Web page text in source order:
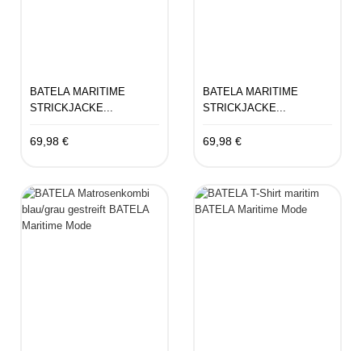
BATELA MARITIME
STRICKJACKE...
69,98 €
BATELA MARITIME
STRICKJACKE...
69,98 €